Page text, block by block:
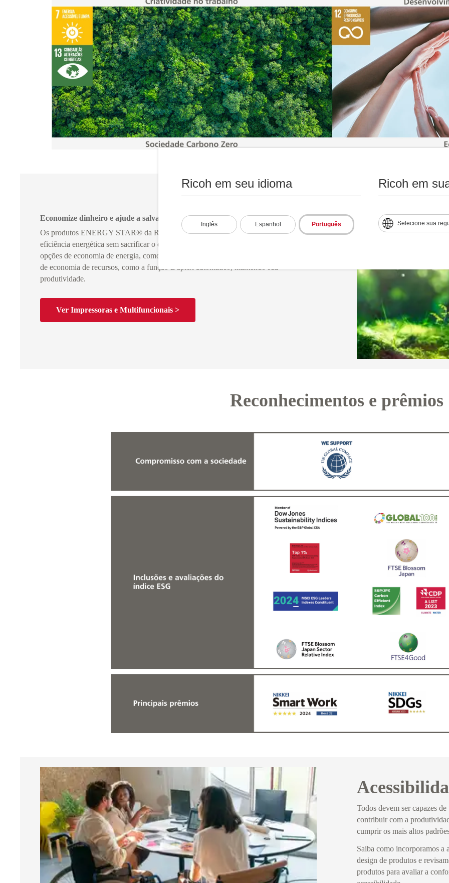
Ricoh em seu idioma
Inglês Espanhol Português
Ricoh em
Selecione sua
Economize dinheiro e ajude a salvar o meio ambiente
Os produtos ENERGY STAR® da Ricoh oferecem a vantagem econômica da
eficiência energética sem sacrificar o desempenho. Nossos equipamentos contam com
opções de economia de energia, como modo de espera e inicialização rápida, e opções
de economia de recursos, como a função Duplex automático, mantendo sua
produtividade.
Ver Impressoras e Multifuncionais >
Reconhecimentos e prêmios
Todos devem ser capazes
contribuir com a
cumprir os mais altos
Saiba como incorporamos a
design de produtos e
produtos para avaliar a